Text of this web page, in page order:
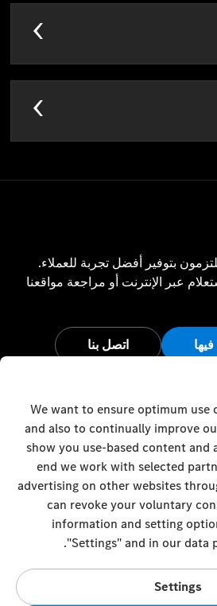
بتوفير أفضل تجربة للعملاء.
عبر الإنترنت أو مراجعة مواقعنا
اتصل بنا
للاطلاع على آخر أخبار وفعاليات
ملفات تعريف الارتباطإلى الأعلى
We want to ensure optimum
and also to continually improve
show you use-based content and
end we work with selected
advertising on other websites
can revoke your voluntary
information and setting
"Settings" and in our data
Settings